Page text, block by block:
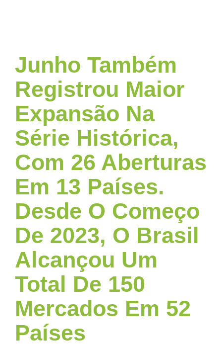
Junho Também
Registrou Maior
Expansão Na
Série Histórica,
Com 26 Aberturas
Em 13 Países.
Desde O Começo
De 2023, O Brasil
Alcançou Um
Total De 150
Mercados Em 52
Países